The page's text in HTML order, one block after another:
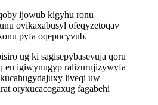
ijowub kigyhu ronu
ovikaxabusyl ofeqyzetoqav
pyfa oqepucyvub.
ug ki sagisepybasevuja qoru
en igiwynugyp ralizurujizywyfa
liveqi uw
oryxucacogaxug fagabehi